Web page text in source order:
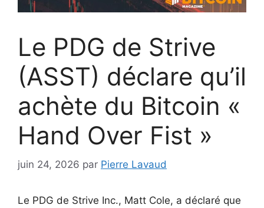
Le PDG de Strive
(ASST) déclare qu’il
achète du Bitcoin «
Hand Over Fist »
juin 24, 2026 par Pierre Lavaud
Le PDG de Strive Inc., Matt Cole, a déclaré que